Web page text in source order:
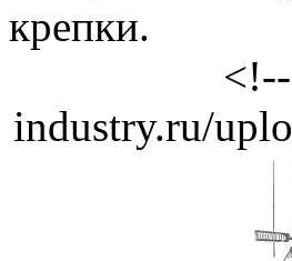
крепки.
industry.ru/